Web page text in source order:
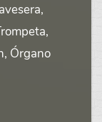
Órgano